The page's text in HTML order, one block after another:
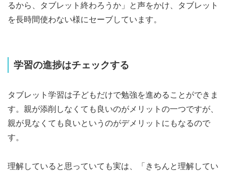
るから、タブレット終わろうか」と声をかけ、タブレット
を長時間使わない様にセーブしています。
学習の進捗はチェックする
タブレット学習は子どもだけで勉強を進めることができま
す。親が添削しなくても良いのがメリットの一つですが、
親が見なくても良いというのがデメリットにもなるので
す。
理解していると思っていても実は、「きちんと理解してい